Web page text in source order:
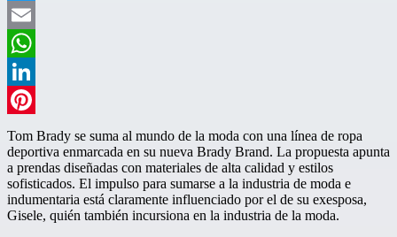
Twitter
Email
WhatsApp
LinkedIn
Pinterest
Tom Brady se suma al mundo de la moda con una línea de ropa
deportiva enmarcada en su nueva Brady Brand. La propuesta apunta
a prendas diseñadas con materiales de alta calidad y estilos
sofisticados. El impulso para sumarse a la industria de moda e
indumentaria está claramente influenciado por el de su exesposa,
Gisele, quién también incursiona en la industria de la moda.